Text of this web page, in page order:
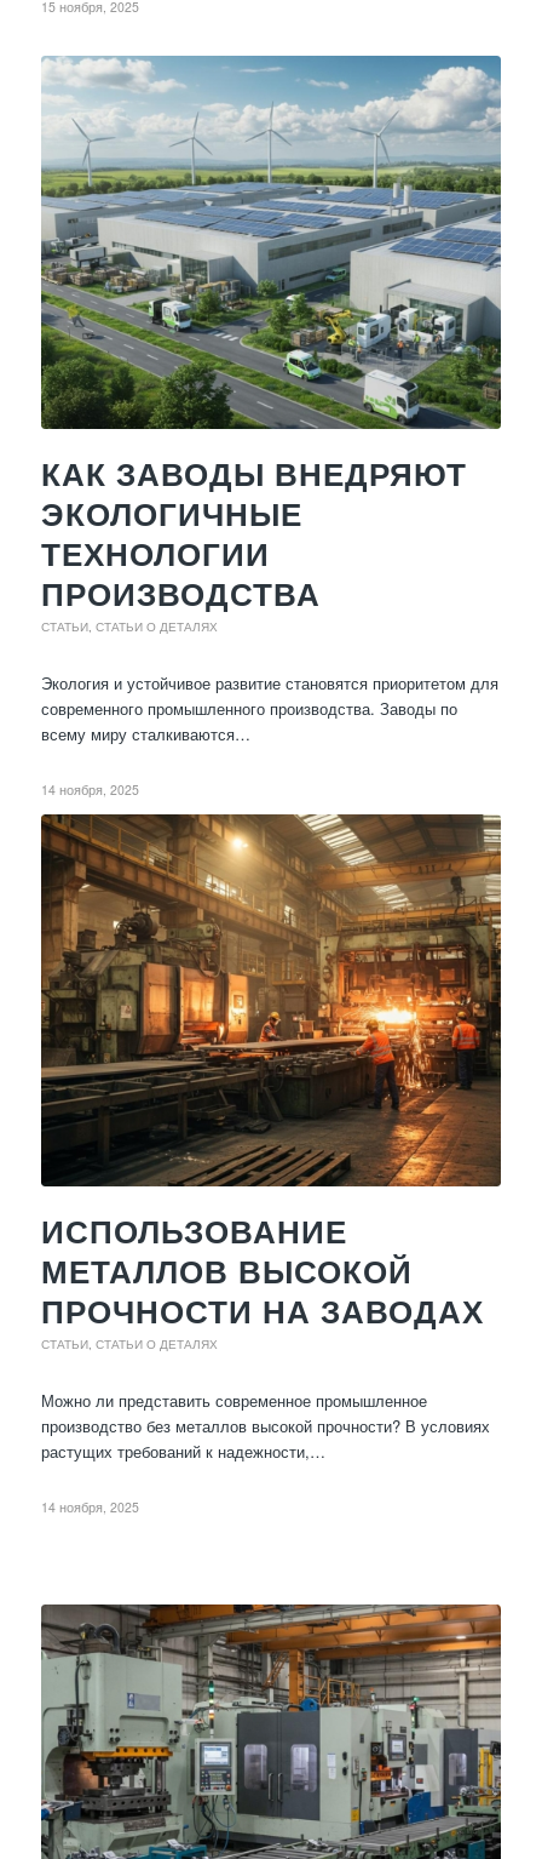
15 ноября, 2025
КАК ЗАВОДЫ ВНЕДРЯЮТ
ЭКОЛОГИЧНЫЕ
ТЕХНОЛОГИИ
ПРОИЗВОДСТВА
СТАТЬИ, СТАТЬИ О ДЕТАЛЯХ
Экология и устойчивое развитие становятся приоритетом для
современного промышленного производства. Заводы по
всему миру сталкиваются…
14 ноября, 2025
ИСПОЛЬЗОВАНИЕ
МЕТАЛЛОВ ВЫСОКОЙ
ПРОЧНОСТИ НА ЗАВОДАХ
СТАТЬИ, СТАТЬИ О ДЕТАЛЯХ
Можно ли представить современное промышленное
производство без металлов высокой прочности? В условиях
растущих требований к надежности,…
14 ноября, 2025